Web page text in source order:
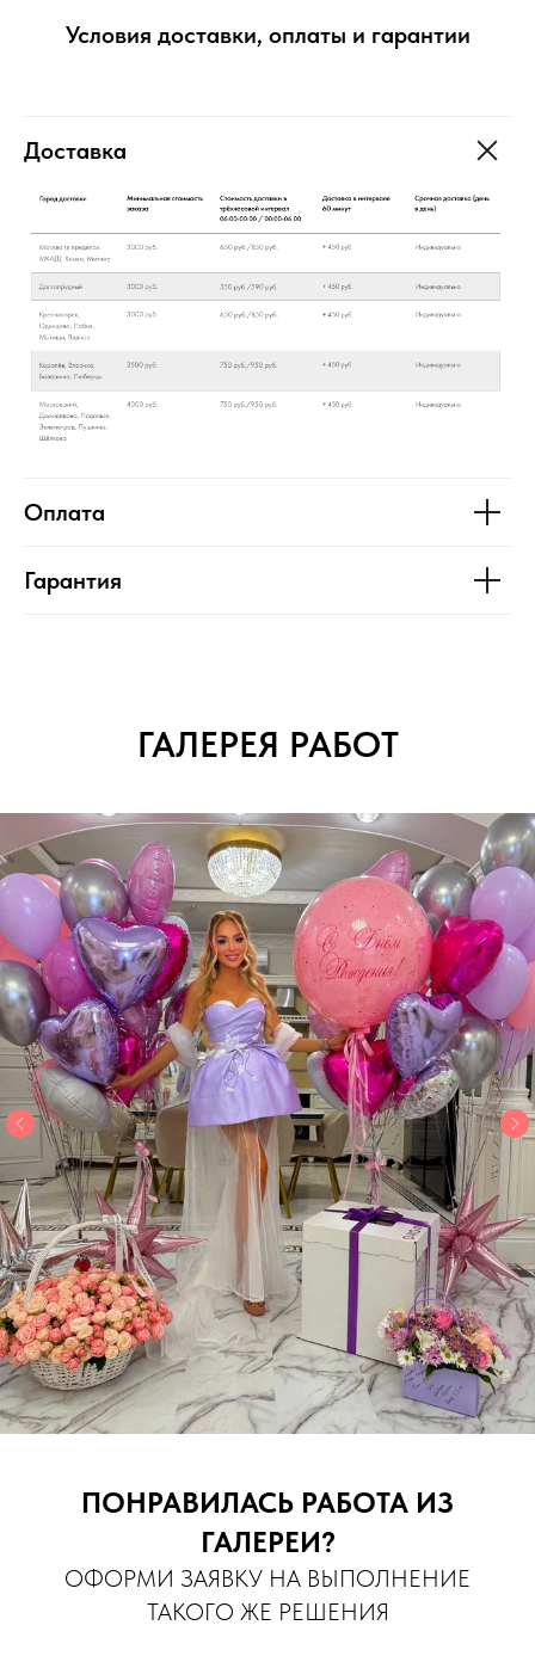
Условия доставки, оплаты и гарантии
Доставка
Оплата
Гарантия
ГАЛЕРЕЯ РАБОТ
ПОНРАВИЛАСЬ РАБОТА ИЗ
ГАЛЕРЕИ?
ОФОРМИ ЗАЯВКУ НА ВЫПОЛНЕНИЕ
ТАКОГО ЖЕ РЕШЕНИЯ